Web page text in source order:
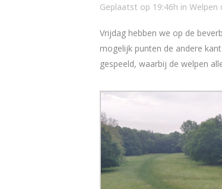
Geplaatst op 19:46h in Welpen
Vrijdag hebben we op de
mogelijk punten de andere
gespeeld, waarbij de welpen